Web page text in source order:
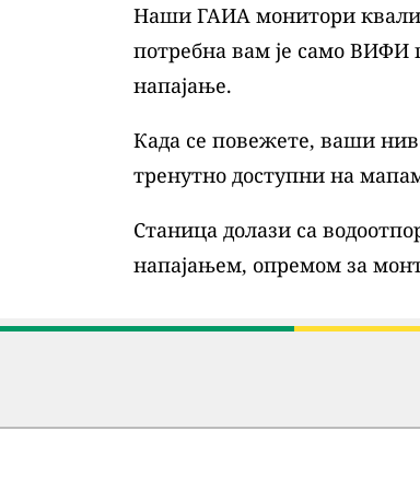
Наши ГАИА монитори
потребна вам је само
напајање.
Када се повежете, ваши
тренутно доступни на
Станица долази са
напајањем, опремом за